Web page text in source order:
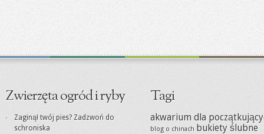
Zwierzęta ogród i ryby
Zaginął twój pies? Zadzwoń do
schroniska
Tagi
akwarium dla
blog o chinach bukiety ślubne